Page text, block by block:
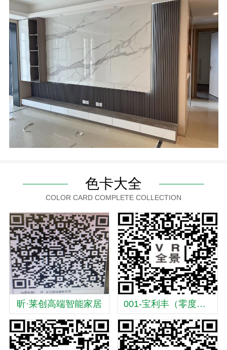
均达到国际标准水平，为产品质量保驾护航。公司依靠雄
厚的实力，致力于影响力的“衣柜品牌”，超强的研发能
力，完善的服务体系......
色卡大全
COLOR CARD COMPLETE COLLECTION
昕·莱创高端智能家居 001-宝利丰（零度拉丝）